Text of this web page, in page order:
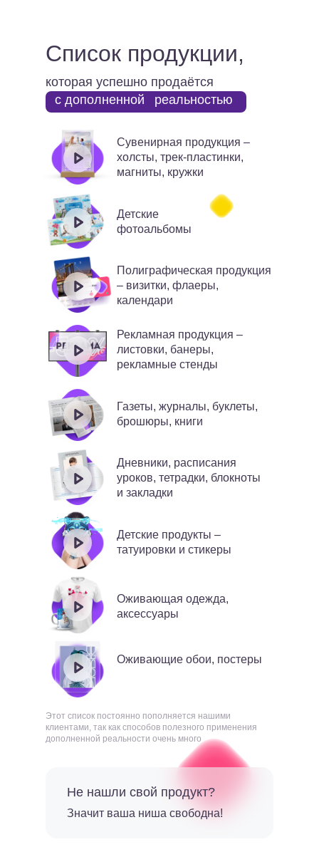
Список продукции,
которая успешно продаётся
с дополненной
реальностью
Этот список постоянно пополняется нашими
клиентами, так как способов полезного применения
дополненной реальности очень много
Не нашли свой продукт?
Значит ваша ниша свободна!
Сувенирная продукция –
холсты, трек-пластинки,
магниты, кружки
Детские
фотоальбомы
Полиграфическая продукция
– визитки, флаеры,
календари
Рекламная продукция –
листовки, банеры,
рекламные стенды
Детские продукты –
татуировки и стикеры
Газеты, журналы, буклеты,
брошюры, книги
Оживающая одежда,
аксессуары
Дневники, расписания
уроков, тетрадки, блокноты
и закладки
Оживающие обои, постеры